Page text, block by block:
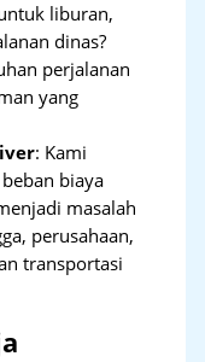
liburan,
dinas?
perjalanan
yang
: Kami
biaya
masalah
perusahaan,
transportasi